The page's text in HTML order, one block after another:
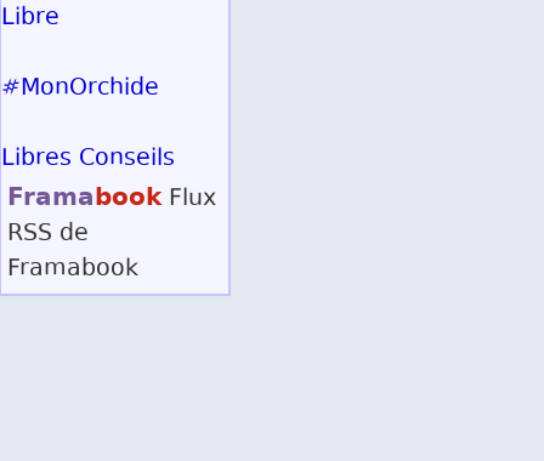
Libre
#MonOrchide
Libres Conseils
Framabook Flux
RSS de
Framabook